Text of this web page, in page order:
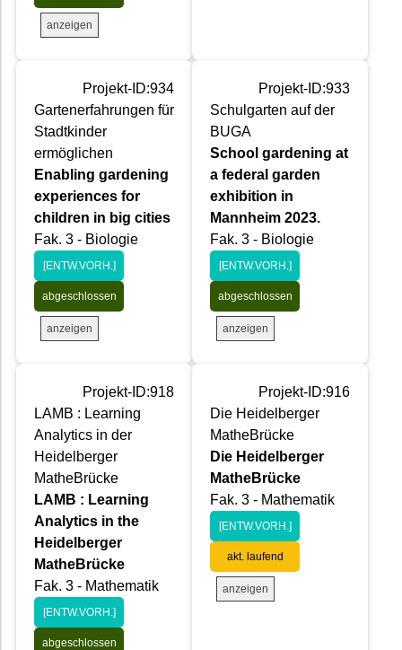
anzeigen
Projekt-ID:934
Gartenerfahrungen für
Stadtkinder
ermöglichen
Enabling gardening
experiences for
children in big cities
Fak. 3 - Biologie
[ENTW.VORH.]
abgeschlossen
anzeigen
Projekt-ID:933
Schulgarten auf der
BUGA
School gardening at
a federal garden
exhibition in
Mannheim 2023.
Fak. 3 - Biologie
[ENTW.VORH.]
abgeschlossen
anzeigen
Projekt-ID:918
LAMB : Learning
Analytics in der
Heidelberger
MatheBrücke
LAMB : Learning
Analytics in the
Heidelberger
MatheBrücke
Fak. 3 - Mathematik
[ENTW.VORH.]
abgeschlossen
Projekt-ID:916
Die Heidelberger
MatheBrücke
Die Heidelberger
MatheBrücke
Fak. 3 - Mathematik
[ENTW.VORH.]
akt. laufend
anzeigen